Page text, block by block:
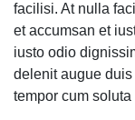
facilisi. At nulla
et accumsan et
iusto odio
delenit augue
tempor cum